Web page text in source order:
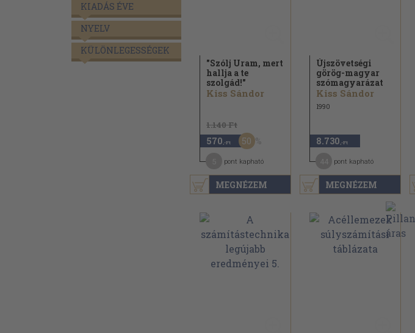
KIADÁS ÉVE
NYELV
KÜLÖNLEGESSÉGEK
MEGNÉZEM
"Szólj Uram, mert
hallja a te
szolgád!"
Kiss Sándor
1.140 Ft
570 ,-Ft 50
pont kapható
MEGNÉZEM
Újszövetségi
görög-magyar
szómagyarázat
Kiss Sándor
1990
8.730 ,-Ft
pont kapható